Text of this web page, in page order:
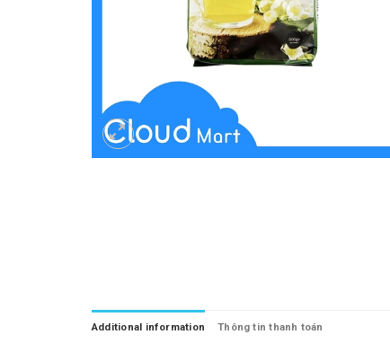
Additional information Thông tin thanh toán